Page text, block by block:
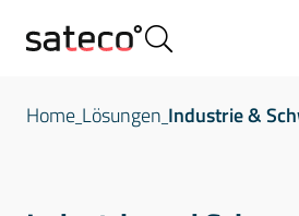
Home Lösungen Industrie &